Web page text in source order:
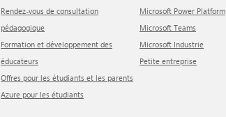
Rendez-vous de consultation
pédagogique
Formation et développement des
éducateurs
Offres pour les étudiants et les parents
Azure pour les étudiants
Microsoft Power Platform
Microsoft Teams
Microsoft Industrie
Petite entreprise